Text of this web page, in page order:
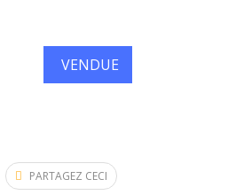
VENDUE
PARTAGEZ CECI